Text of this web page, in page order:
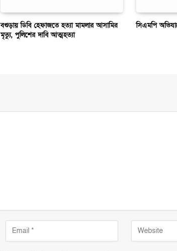
বগুড়ায় ডিবি হেফাজতে হত্যা মামলার আসামির
মৃত্যু, পুলিশের দাবি আত্মহত্যা
সিএমপি